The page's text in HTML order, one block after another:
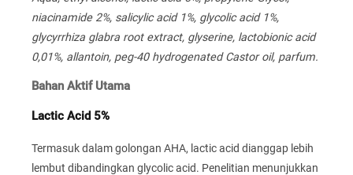
niacinamide 2%, salicylic acid 1%, glycolic acid 1%,
glycyrrhiza glabra root extract, glyserine, lactobionic acid
0,01%, allantoin, peg-40 hydrogenated Castor oil, parfum.
Bahan Aktif Utama
Lactic Acid 5%
Termasuk dalam golongan AHA, lactic acid dianggap lebih
lembut dibandingkan glycolic acid. Penelitian menunjukkan